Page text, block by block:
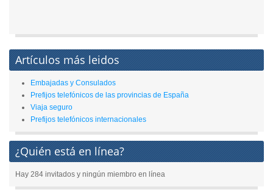
Artículos más leidos
Embajadas y Consulados
Prefijos telefónicos de las provincias de España
Viaja seguro
Prefijos telefónicos internacionales
¿Quién está en línea?
Hay 284 invitados y ningún miembro en línea